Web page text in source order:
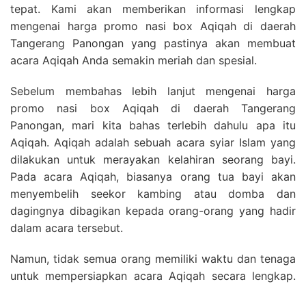
tepat. Kami akan memberikan informasi lengkap
mengenai harga promo nasi box Aqiqah di daerah
Tangerang Panongan yang pastinya akan membuat
acara Aqiqah Anda semakin meriah dan spesial.
Sebelum membahas lebih lanjut mengenai harga
promo nasi box Aqiqah di daerah Tangerang
Panongan, mari kita bahas terlebih dahulu apa itu
Aqiqah. Aqiqah adalah sebuah acara syiar Islam yang
dilakukan untuk merayakan kelahiran seorang bayi.
Pada acara Aqiqah, biasanya orang tua bayi akan
menyembelih seekor kambing atau domba dan
dagingnya dibagikan kepada orang-orang yang hadir
dalam acara tersebut.
Namun, tidak semua orang memiliki waktu dan tenaga
untuk mempersiapkan acara Aqiqah secara lengkap.